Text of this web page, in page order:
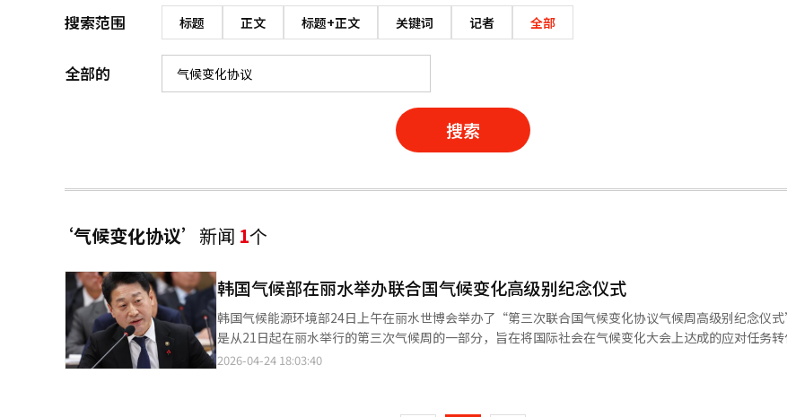
搜索范围 标题 正文 标题+正文 关键词 记者 全部
全部的
搜索
‘气候变化协议’ 新闻 1个
韩国气候部在丽水举办联合国气候变化高级别纪念仪式
韩国气候能源环境部24日上午在丽水世博会举办了“第三次联合国气候变化协议气候周高级别纪念仪
是从21日起在丽水举行的第三次气候周的一部分，旨在将国际社会在气候变化大会上达成的应对任务
和项目。在纪念仪式上，气候部第二次官李浩贤表示，韩国将成为气候行动的领导者，把可再生能源作
2026-04-24 18:03:40